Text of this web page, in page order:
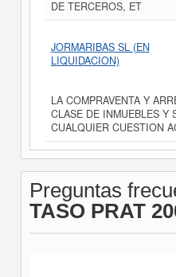
DE TERCEROS, ET
JORMARIBAS SL (EN
LIQUIDACION)
LA COMPRAVENTA Y
CLASE DE INMUEBLES Y
CUALQUIER CUESTION
Preguntas
TASO PRAT